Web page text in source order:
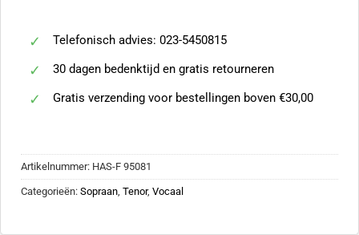
Telefonisch advies: 023-5450815
30 dagen bedenktijd en gratis retourneren
Gratis verzending voor bestellingen boven €30,00
Artikelnummer: HAS-F 95081
Categorieën: Sopraan Tenor, Vocaal